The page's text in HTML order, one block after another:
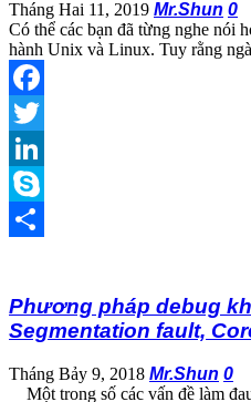
Tháng Hai 11, 2019 Mr.Shun 0
Có thể các bạn đã từng nghe nói
hành Unix và Linux. Tuy rằng
Facebook
Twitter
LinkedIn
Skype
Phương pháp debug
Segmentation fault,
Tháng Bảy 9, 2018 Mr.Shun 0
Một trong số các vấn đề làm